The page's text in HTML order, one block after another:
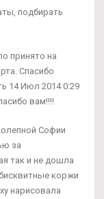
подбирать
принято на
Спасибо
14 Июл 2014 0:29
вам!!!!
Софии
за
так и не дошла
коржи
нарисовала